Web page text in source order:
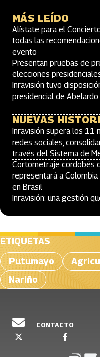
MÁS LEÍDO
Alístate para el
todas las
evento
Presentan pruebas de
elecciones
Inravisión tuvo
presidencial de
NUEVAS
Inravisión supera los 11
redes sociales,
través del Sistema de
Cortometraje cordobés
representará a
en Brasil
Inravisión: una gestión
ETIQUETAS
Putumayo
Nariño
CONTACTO